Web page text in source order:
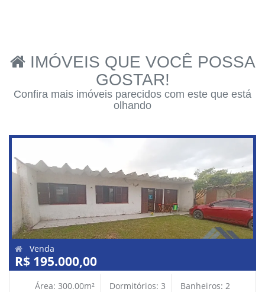
IMÓVEIS QUE VOCÊ POSSA
GOSTAR!
Confira mais imóveis parecidos com este que está
olhando
Venda
R$ 195.000,00
Área: 300.00m² Dormitórios: 3 Banheiros: 2